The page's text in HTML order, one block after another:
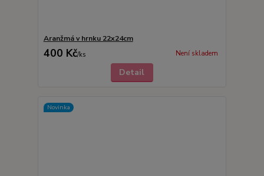
Aranžmá v hrnku 22x24cm
400 Kč/ks Není skladem
Detail
Novinka